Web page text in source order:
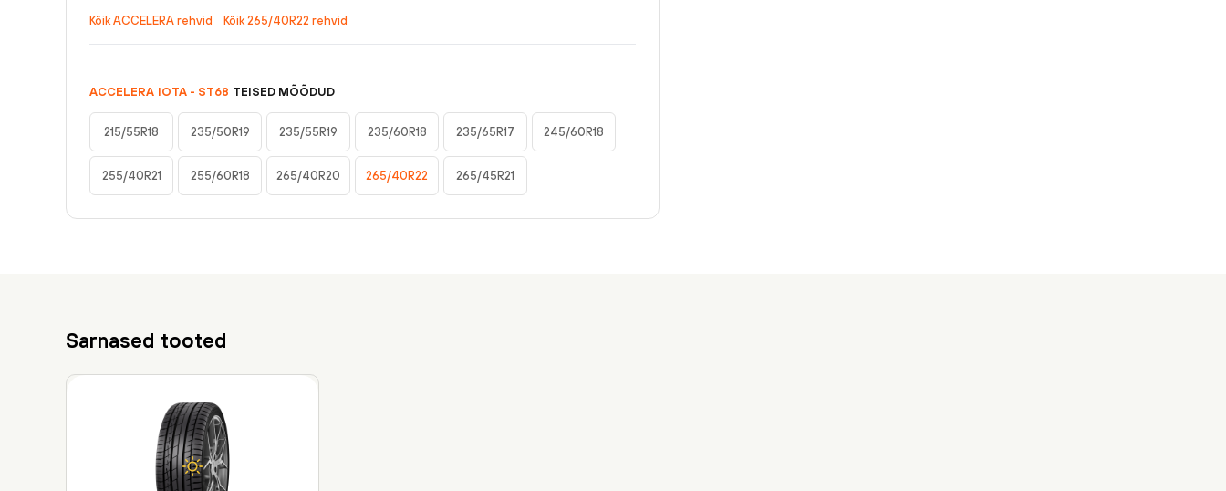
Kõik ACCELERA rehvid Kõik 265/40R22 rehvid
ACCELERA IOTA - ST68 TEISED MÕÕDUD
215/55R18 235/50R19 235/55R19 235/60R18 235/65R17 245/60R18
255/40R21 255/60R18 265/40R20 265/40R22 265/45R21
Sarnased tooted